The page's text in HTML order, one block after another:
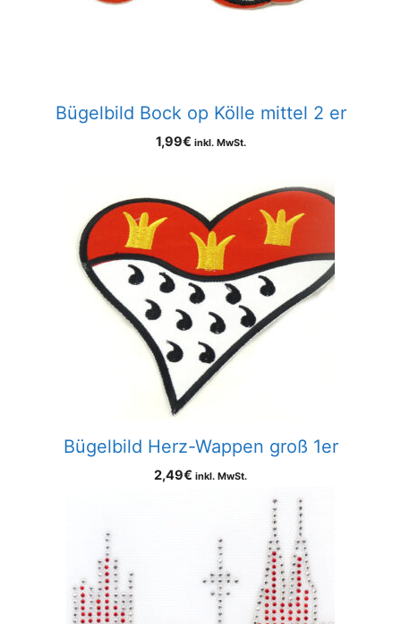
Bügelbild Bock op Kölle mittel 2 er
1,99€ inkl. MwSt.
Bügelbild Herz-Wappen groß 1er
2,49€ inkl. MwSt.